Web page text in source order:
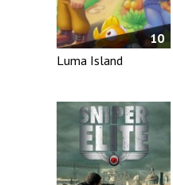
10
Luma Island